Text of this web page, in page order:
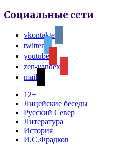
Социальные сети
vkontakte
twitter
youtube
zen-yandex
mail
12+
Лицейские беседы
Русский Север
Литература
История
И.С.Фрадков